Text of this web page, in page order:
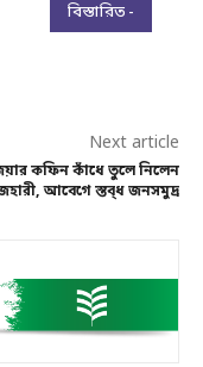
বিস্তারিত -
Next article
কফিন কাঁধে তুলে নিলেন
আবেগে স্তব্ধ জনসমুদ্র